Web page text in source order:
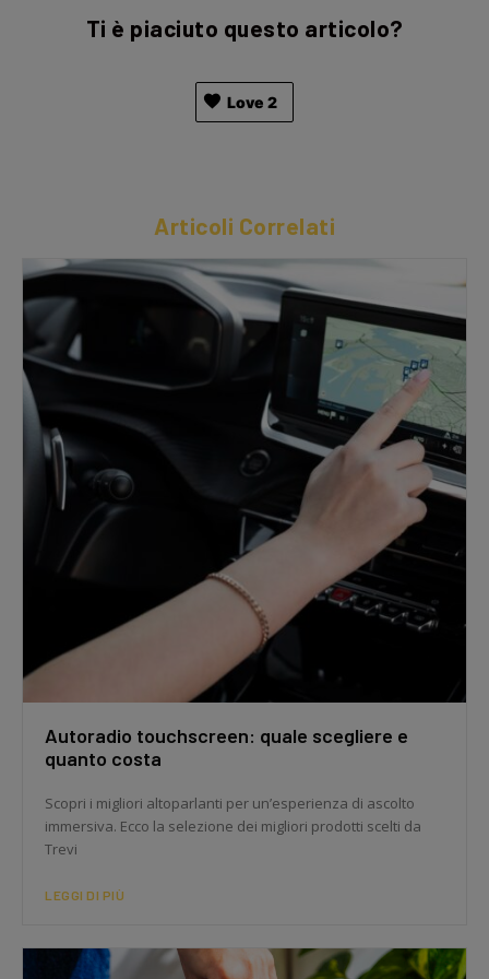
Ti è piaciuto questo articolo?
Love 2
Articoli Correlati
Autoradio touchscreen: quale scegliere e
quanto costa
Scopri i migliori altoparlanti per un’esperienza di ascolto
immersiva. Ecco la selezione dei migliori prodotti scelti da
Trevi
LEGGI DI PIÙ